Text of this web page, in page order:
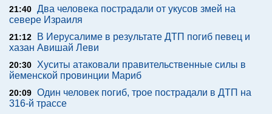
21:40 Два человека пострадали от укусов змей на
севере Израиля
21:12
В Иерусалиме в результате ДТП погиб певец и
хазан Авишай Леви
20:30
Хуситы атаковали правительственные силы в
йеменской провинции Мариб
20:09 Один человек погиб, трое пострадали в ДТП на
316-й трассе